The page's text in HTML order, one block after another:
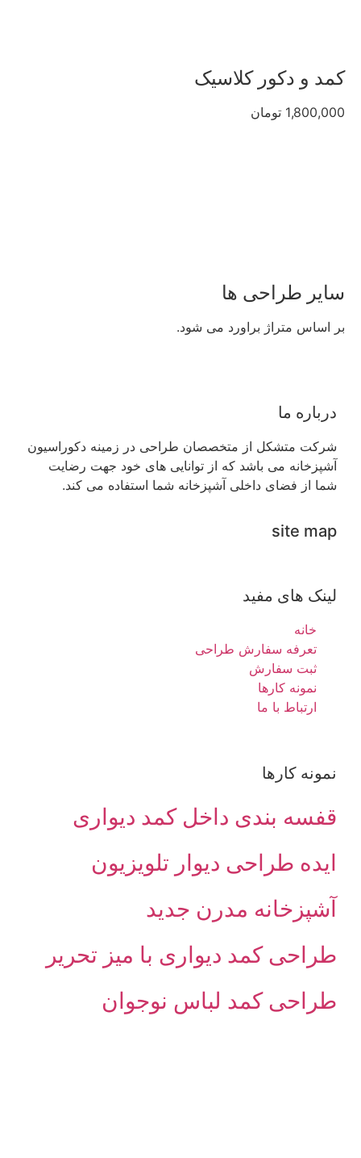
کمد و دکور کلاسیک
1,800,000 تومان
سایر طراحی ها
بر اساس متراژ براورد می شود.
درباره ما
شرکت متشکل از متخصصان طراحی در زمینه دکوراسیون
آشپزخانه می باشد که از توانایی های خود جهت رضایت
شما از فضای داخلی آشپزخانه شما استفاده می کند.
site map
لینک های مفید
خانه
تعرفه سفارش طراحی
ثبت سفارش
نمونه کارها
ارتباط با ما
نمونه کارها
قفسه بندی داخل کمد دیواری
ایده طراحی دیوار تلویزیون
آشپزخانه مدرن جدید
طراحی کمد دیواری با میز تحریر
طراحی کمد لباس نوجوان